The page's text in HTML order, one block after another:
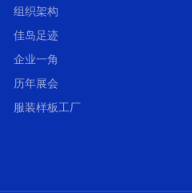
组织架构
佳岛足迹
企业一角
历年展会
服装样板工厂